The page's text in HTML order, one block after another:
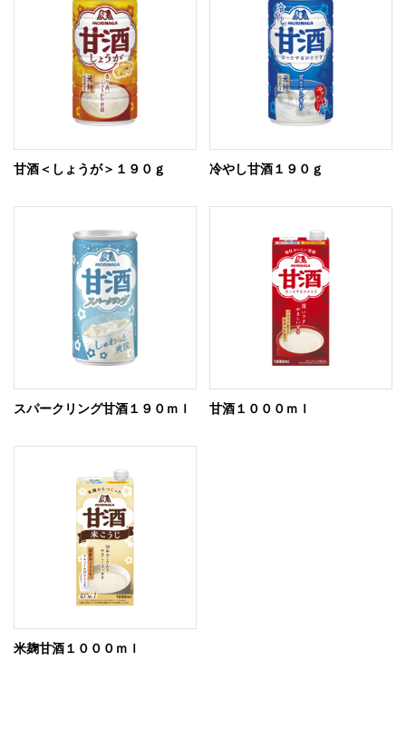
甘酒＜しょうが＞１９０ｇ 冷やし甘酒１９０ｇ
スパークリング甘酒１９０ｍｌ 甘酒１０００ｍｌ
米麹甘酒１０００ｍｌ